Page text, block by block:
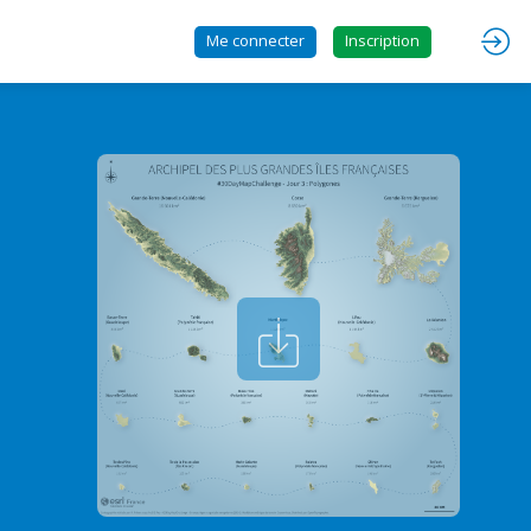
Me connecter Inscription